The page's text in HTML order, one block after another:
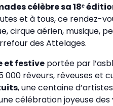
célèbre sa 18ᵉ
et à tous, ce rendez-
cirque aérien, musique,
des Attelages.
et festive portée par
rêveurs, rêveuses et
, une centaine
célébration joyeuse des